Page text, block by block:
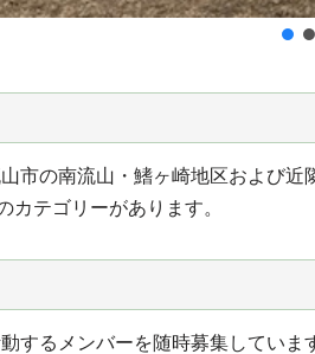
市の南流山・鰭ヶ崎地区および近
カテゴリーがあります。
するメンバーを随時募集していま